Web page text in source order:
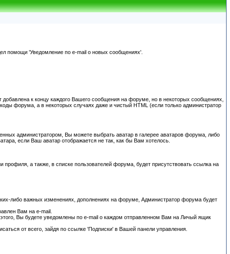
помощи 'Уведомление по e-mail о новых сообщениях'.
к концу каждого Вашего сообщения на форуме, но в некоторых сообщениях,
форума, а в некоторых случаях даже и чистый HTML (если только администратор
администратором, Вы можете выбрать аватар в галерее аватаров форума, либо
если Ваш аватар отображается не так, как бы Вам хотелось.
а также, в списке пользователей форума, будет присутствовать ссылка на
либо важных изменениях, дополнениях на форуме, Администратор форума будет
Вам на e-mail.
Вы будете уведомлены по e-mail о каждом отправленном Вам на Личый ящик
от всего, зайдя по ссылке 'Подписки' в Вашей панели управления.